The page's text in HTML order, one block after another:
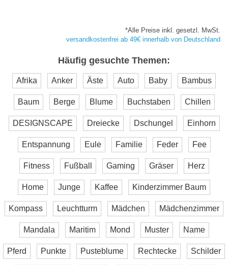
*Alle Preise inkl. gesetzl. MwSt.
versandkostenfrei ab 49€ innerhalb von Deutschland
Häufig gesuchte Themen:
Afrika Anker Äste Auto Baby Bambus
Baum Berge Blume Buchstaben Chillen
DESIGNSCAPE Dreiecke Dschungel Einhorn
Entspannung Eule Familie Feder Fee
Fitness Fußball Gaming Gräser Herz
Home Junge Kaffee Kinderzimmer Baum
Kompass Leuchtturm Mädchen Mädchenzimmer
Mandala Maritim Mond Muster Name
Pferd Punkte Pusteblume Rechtecke Schilder